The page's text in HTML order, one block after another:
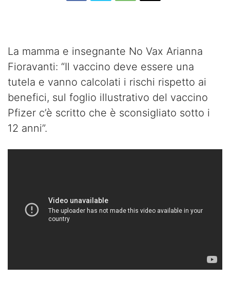
La mamma e insegnante No Vax Arianna
Fioravanti: “Il vaccino deve essere una
tutela e vanno calcolati i rischi rispetto ai
benefici, sul foglio illustrativo del vaccino
Pfizer c’è scritto che è sconsigliato sotto i
12 anni”.